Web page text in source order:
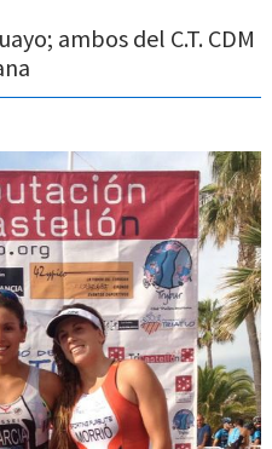
ambos del C.T. CDM